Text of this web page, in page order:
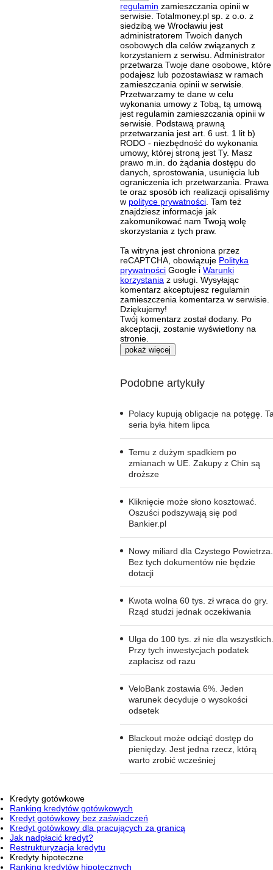
regulamin zamieszczania opinii w
serwisie. Totalmoney.pl sp. z o.o. z
siedzibą we Wrocławiu jest
administratorem Twoich danych
osobowych dla celów związanych z
korzystaniem z serwisu. Administrator
przetwarza Twoje dane osobowe, które
podajesz lub pozostawiasz w ramach
zamieszczania opinii w serwisie.
Przetwarzamy te dane w celu
wykonania umowy z Tobą, tą umową
jest regulamin zamieszczania opinii w
serwisie. Podstawą prawną
przetwarzania jest art. 6 ust. 1 lit b)
RODO - niezbędność do wykonania
umowy, której stroną jest Ty. Masz
prawo m.in. do żądania dostępu do
danych, sprostowania, usunięcia lub
ograniczenia ich przetwarzania. Prawa
te oraz sposób ich realizacji opisaliśmy
w polityce prywatności . Tam też
znajdziesz informacje jak
zakomunikować nam Twoją wolę
skorzystania z tych praw.
Ta witryna jest chroniona przez
reCAPTCHA, obowiązuje Polityka
prywatności Google i Warunki
korzystania z usługi. Wysyłając
komentarz akceptujesz regulamin
zamieszczenia komentarza w serwisie.
Dziękujemy!
Twój komentarz został dodany. Po
akceptacji, zostanie wyświetlony na
stronie.
pokaż więcej
Podobne artykuły
Polacy kupują obligacje na potęgę.
seria była hitem lipca
Temu z dużym spadkiem po
zmianach w UE. Zakupy z Chin są
droższe
Kliknięcie może słono kosztować.
Oszuści podszywają się pod
Bankier.pl
Nowy miliard dla Czystego Powietrza.
Bez tych dokumentów nie będzie
dotacji
Kwota wolna 60 tys. zł wraca do gry.
Rząd studzi jednak oczekiwania
Ulga do 100 tys. zł nie dla wszystkich.
Przy tych inwestycjach podatek
zapłacisz od razu
VeloBank zostawia 6%. Jeden
warunek decyduje o wysokości
odsetek
Blackout może odciąć dostęp do
pieniędzy. Jest jedna rzecz, którą
warto zrobić wcześniej
Kredyty gotówkowe
Ranking kredytów gotówkowych
Kredyt gotówkowy bez zaświadczeń
Kredyt gotówkowy dla pracujących za granicą
Jak nadpłacić kredyt?
Restrukturyzacja kredytu
Kredyty hipoteczne
Ranking kredytów hipotecznych